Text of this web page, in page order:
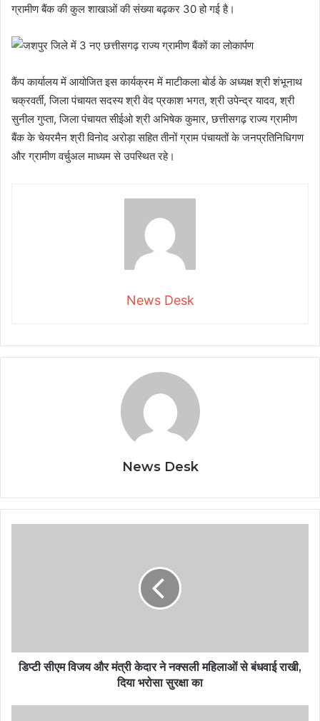
ग्रामीण बैंक की कुल शाखाओं की संख्या बढ़कर 30 हो गई है।
कैंप कार्यालय में आयोजित इस कार्यक्रम में माटीकला बोर्ड के अध्यक्ष श्री शंभूनाथ
चक्रवर्ती, जिला पंचायत सदस्य श्री वेद प्रकाश भगत, श्री उपेन्द्र यादव, श्री
सुनील गुप्ता, जिला पंचायत सीईओ श्री अभिषेक कुमार, छत्तीसगढ़ राज्य ग्रामीण
बैंक के चेयरमैन श्री विनोद अरोड़ा सहित तीनों ग्राम पंचायतों के जनप्रतिनिधिगण
और ग्रामीण वर्चुअल माध्यम से उपस्थित रहे।
News Desk
News Desk
डिप्टी सीएम विजय और मंत्री केदार ने नक्सली महिलाओं से बंधवाई राखी,
दिया भरोसा सुरक्षा का